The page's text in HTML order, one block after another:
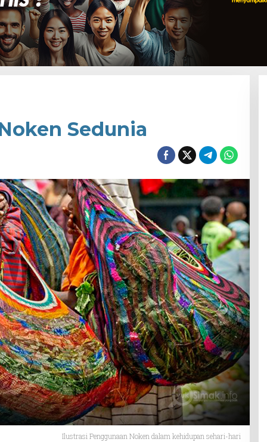
Sedunia
Ilustrasi Penggunaan Noken dalam kehidupan sehari-hari